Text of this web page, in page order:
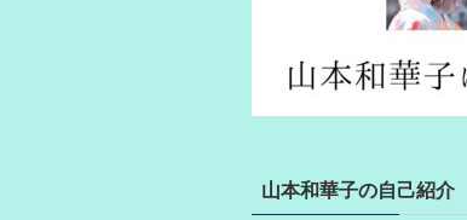
山本和華子の自己紹介